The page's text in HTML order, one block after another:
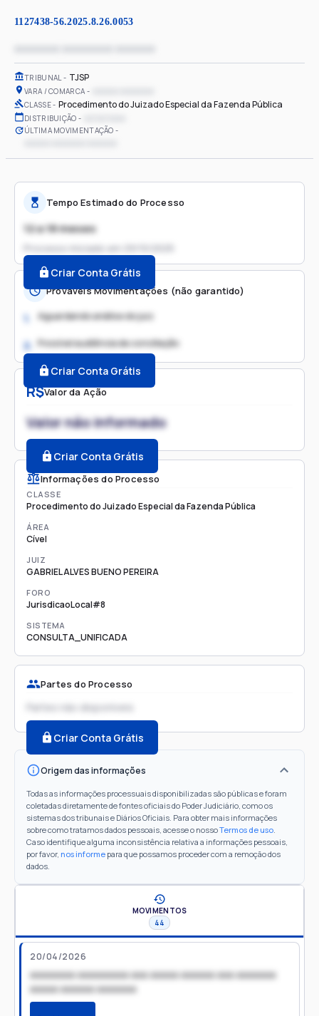
1127438-56.2025.8.26.0053
TRIBUNAL TJSP
VARA / COMARCA
CLASSE Procedimento do Juizado Especial da Fazenda Pública
DISTRIBUIÇÃO
ÚLTIMA MOVIMENTAÇÃO
R$Valor da Ação
Valor não informado
Criar Conta Grátis
Informações do Processo
CLASSE
Procedimento do Juizado Especial da Fazenda Pública
ÁREA
Cível
JUIZ
GABRIEL ALVES BUENO PEREIRA
FORO
JurisdicaoLocal#8
SISTEMA
CONSULTA_UNIFICADA
Partes do Processo
Partes não disponíveis
Criar Conta Grátis
Origem das informações
Todas as informações processuais disponibilizadas são públicas e foram
coletadas diretamente de fontes oficiais do Poder Judiciário, como os
sistemas dos tribunais e Diários Oficiais. Para obter mais informações
sobre como tratamos dados pessoais, acesse o nossoTermos de uso.
Caso identifique alguma inconsistência relativa a informações pessoais,
por favor, nos informe para que possamos proceder com a remoção dos
dados.
Tempo Estimado do Processo
12 a 18 meses
Processo iniciado em
Criar Conta Grátis
Prováveis Movimentações (não garantido)
1. Aguardando análise do juiz
2. Possível audiência de conciliação
Criar Conta Grátis
MOVIMENTOS
44
20/04/2026
xxxxxxxx xxxxxxxxx xxx xxxxx xxxxxx xxx xxxxxxx
xxxxx xxxxxx xxxxxxx